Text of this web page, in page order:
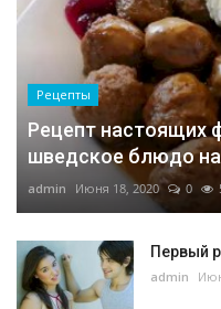
Рецепты
Рецепт настоящих
шведское блюдо
admin Июня 18, 2020 0
Первый
admin